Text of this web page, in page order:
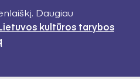
Daugiau
kultūros tarybos